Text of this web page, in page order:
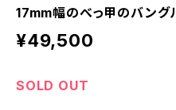
17mm幅のべっ甲のバング
¥49,500
SOLD OUT